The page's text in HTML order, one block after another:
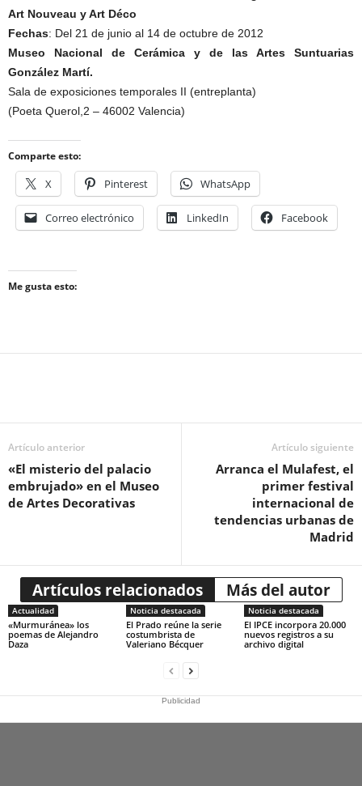
Art Nouveau y Art Déco
Fechas: Del 21 de junio al 14 de octubre de 2012
Museo Nacional de Cerámica y de las Artes Suntuarias
González Martí.
Sala de exposiciones temporales II (entreplanta)
(Poeta Querol,2 – 46002 Valencia)
Comparte esto:
X Pinterest WhatsApp
Correo electrónico LinkedIn Facebook
Me gusta esto:
Artículo anterior
«El misterio del palacio
embrujado» en el Museo
de Artes Decorativas
Artículo siguiente
Arranca el Mulafest, el
primer festival
internacional de
tendencias urbanas de
Madrid
Artículos relacionados Más del autor
Actualidad
«Murmuránea» los
poemas de Alejandro
Daza
Noticia destacada
El Prado reúne la serie
costumbrista de
Valeriano Bécquer
Noticia destacada
El IPCE incorpora 20.000
nuevos registros a su
archivo digital
Publicidad